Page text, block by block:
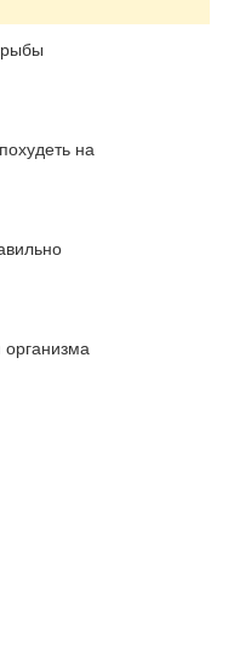
рыбы
на
организма